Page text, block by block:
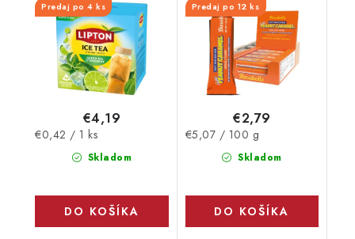
Predaj po 4 ks
Skladom
€4,19
Jednotková
€0,42 / 1 ks
DO KOŠÍKA
Predaj po 12 ks
Skladom
€2,79
Jednotková
€5,07 / 100 g
DO KOŠÍKA